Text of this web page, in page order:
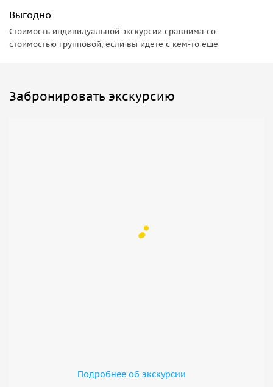
Выгодно
Стоимость индивидуальной экскурсии сравнима со
стоимостью групповой, если вы идете с кем-то еще
Забронировать экскурсию
Подробнее об экскурсии